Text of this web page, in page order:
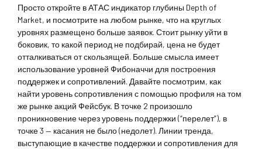
Просто откройте в АТАС индикатор глубины Depth of
Market, и посмотрите на любом рынке, что на круглых
уровнях размещено больше заявок. Стоит рынку уйти в
боковик, то какой период не подбирай, цена не будет
отталкиваться от скользящей. Больше смысла имеет
использование уровней Фибоначчи для построения
поддержек и сопротивлений. Давайте посмотрим, как
найти уровень сопротивления с помощью профиля на том
же рынке акций Фейсбук. В точке 2 произошло
проникновение через уровень поддержки (“перелет”), в
точке 3 — касания не было (недолет). Линии тренда,
выступающие в качестве поддержки и сопротивления для